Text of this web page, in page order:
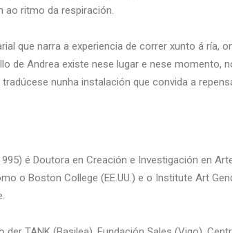
ao ritmo da respiración.
que narra a experiencia de correr xunto á ría,
de Andrea existe nese lugar e nese momento,
nunha instalación que convida a
é Doutora en Creación e Investigación en
o Boston College (EE.UU.) e o Institute Art